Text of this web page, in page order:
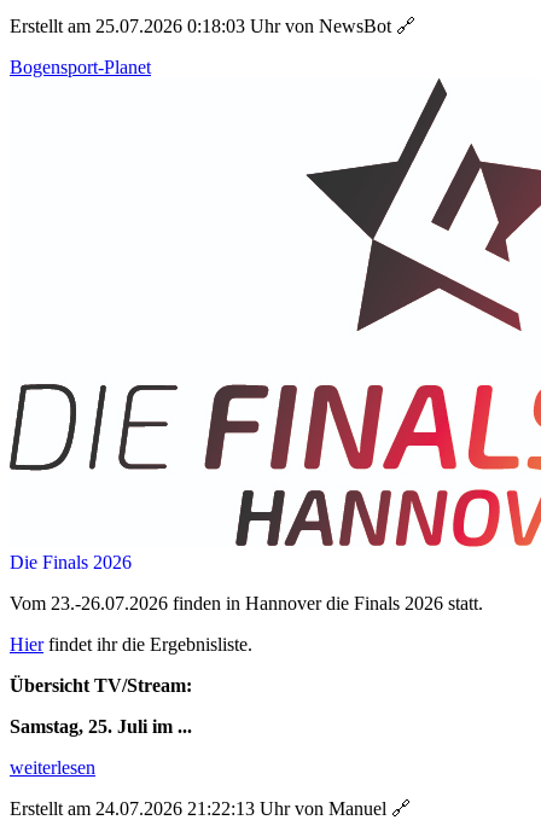
Erstellt am 25.07.2026 0:18:03 Uhr von NewsBot 🔗
Bogensport-Planet
Die Finals 2026
Vom 23.-26.07.2026 finden in Hannover die Finals 2026 statt.
Hierfindet ihr die Ergebnisliste.
Übersicht TV/Stream:
Samstag, 25. Juli im ...
weiterlesen
Erstellt am 24.07.2026 21:22:13 Uhr von Manuel 🔗